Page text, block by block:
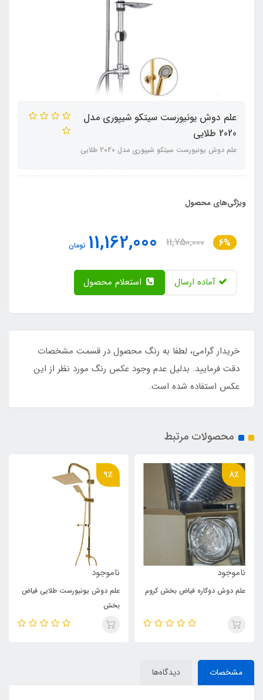
علم دوش یونیورست سیتکو شیپوری مدل
2020 طلایی
علم دوش یونیورست سیتکو شیپوری مدل 2020 طلایی
ویژگی‌های محصول
6%
11,750,000
11,162,000 تومان
آماده ارسال
خریدار گرامی، لطفا به رنگ محصول در قسمت مشخصات
دقت فرمایید. بدلیل عدم وجود عکس رنگ مورد نظر از این
عکس استفاده شده است.
محصولات مرتبط
8٪
ناموجود
علم دوش دوکاره فیاض بخش کروم
9٪
ناموجود
علم دوش یونیورست طلایی فیاض
بخش
مشخصات دیدگاه‌ها